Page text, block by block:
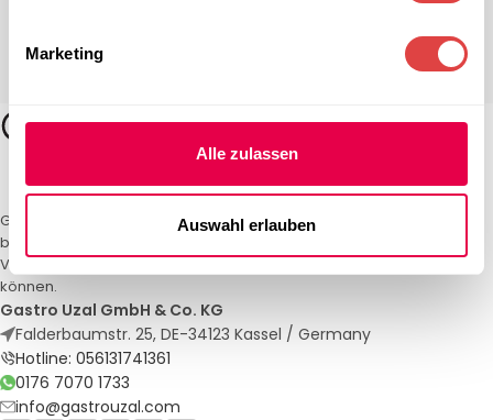
Marketing
Alle zulassen
Auswahl erlauben
Gastro Uzal – Ihr Spezialist für Gastronomiemöbel und -textilien. Wir
bieten maßgeschneiderte Lösungen für Restaurants, Hotels und
Veranstaltungen. Qualität und Service, auf die Sie sich verlassen
können.
Gastro Uzal GmbH & Co. KG
Falderbaumstr. 25, DE-34123 Kassel / Germany
Hotline: 056131741361
0176 7070 1733
info@gastrouzal.com